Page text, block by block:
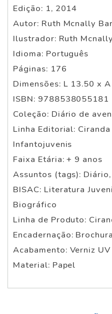
Edição: 1, 2014
Autor: Ruth Mcnally
Ilustrador: Ruth
Idioma: Português
Páginas: 176
Dimensões: L 13.50 x
ISBN: 9788538055181
Coleção: Diário de
Linha Editorial:
Infantojuvenis
Faixa Etária: + 9 anos
Assuntos (tags):
BISAC: Literatura
Biográfico
Linha de Produto:
Encadernação: Brochura
Acabamento: Verniz
Material: Papel